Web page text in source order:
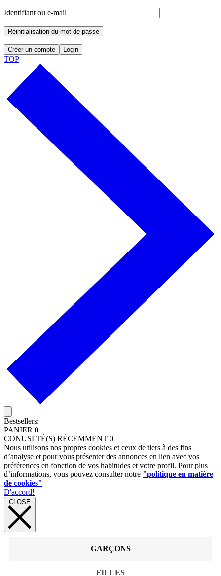
Identifiant ou e-mail
Réinitialisation du mot de passe
Créer un compte Login
TOP
Bestsellers:
PANIER 0
CONUSLTÉ(S) RÉCEMMENT 0
Nous utilisons nos propres cookies et ceux de tiers à des fins
d’analyse et pour vous présenter des annonces en lien avec vos
préférences en fonction de vos habitudes et votre profil. Pour plus
d’informations, vous pouvez consulter notre "politique en matière
de cookies"
D'accord!
CLOSE
GARÇONS
FILLES